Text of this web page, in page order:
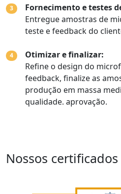
3
Fornecimento e testes
Entregue amostras de
teste e feedback do
4
Otimizar e finalizar:
Refine o design do
feedback, finalize as
produção em massa
qualidade. aprovação.
Nossos certificados